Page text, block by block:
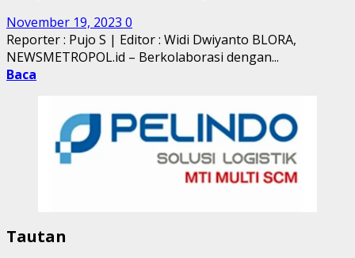
November 19, 2023 0
Reporter : Pujo S | Editor : Widi Dwiyanto BLORA,
NEWSMETROPOL.id – Berkolaborasi dengan...
Baca
Tautan